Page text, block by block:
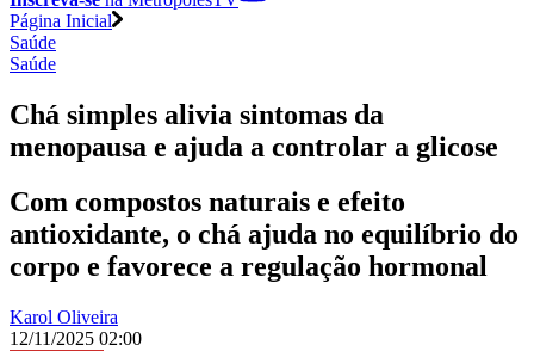
Página Inicial
Saúde
Saúde
Chá simples alivia sintomas da
menopausa e ajuda a controlar a glicose
Com compostos naturais e efeito
antioxidante, o chá ajuda no equilíbrio do
corpo e favorece a regulação hormonal
Karol Oliveira
12/11/2025 02:00